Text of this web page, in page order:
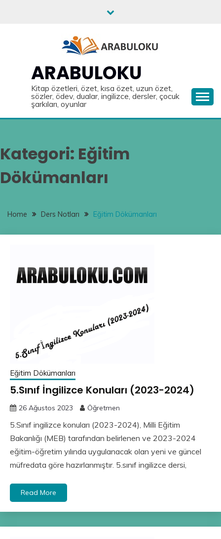
ARABULOKU
Kitap özetleri, özet, kısa özet, uzun özet,
sözler, ödev, dualar, ingilizce, dersler, çocuk
şarkıları, oyunlar
Kategori: Eğitim
Dökümanları
Home Ders Notları Eğitim Dökümanları
Eğitim Dökümanları
5.Sınıf İngilizce Konuları (2023-2024)
26 Ağustos 2023 Öğretmen
5.Sınıf ingilizce konuları (2023-2024), Milli Eğitim
Bakanlığı (MEB) tarafından belirlenen ve 2023-2024
eğitim-öğretim yılında uygulanacak olan yeni ve güncel
müfredata göre hazırlanmıştır. 5.sınıf ingilizce dersi,
Read More